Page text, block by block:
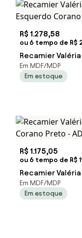
R$ 1.278,58
ou 6 tempo de R$
Recamier
Corano Marrom -
Em MDF/MDP
Em estoque
R$ 1.175,05
ou 6 tempo de R$
Recamier
Corano Preto -
Em MDF/MDP
Em estoque